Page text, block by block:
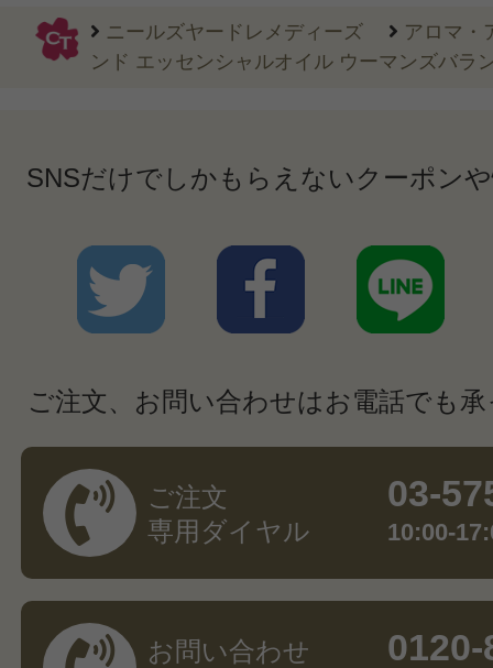
ニールズヤードレメディーズ
アロマ・
ンド エッセンシャルオイル ウーマンズバラ
SNSだけでしかもらえないクーポン
ご注文、お問い合わせはお電話でも
ご注文
専用ダイヤル
03-
10:00-
お問い合わせ